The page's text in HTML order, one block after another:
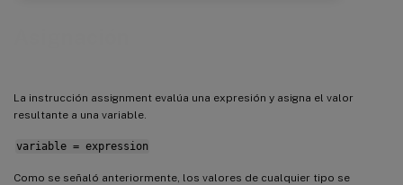
La instrucción assignment evalúa una expresión y asigna el valor
resultante a una variable.
variable = expression
Como se señaló anteriormente, los valores de cualquier tipo se